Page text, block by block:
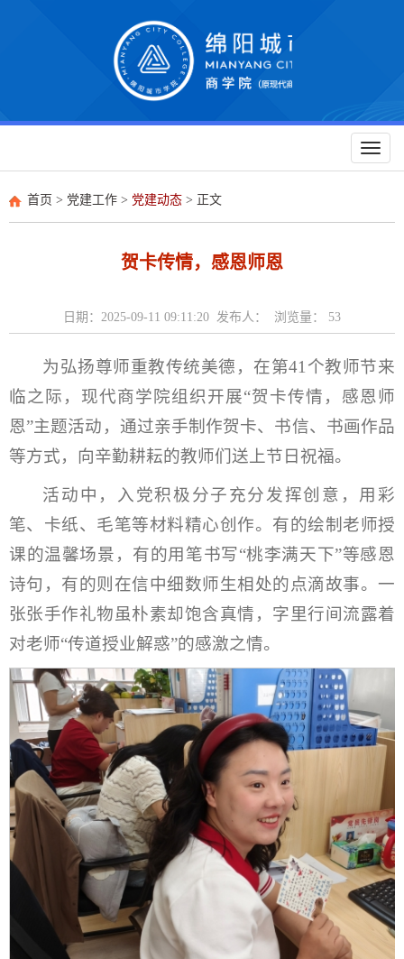
Toggle
首页 > 党建工作 > 党建动态 > 正文
贺卡传情，感恩师恩
日期：2025-09-11 09:11:20 发布人： 浏览量： 53
为弘扬尊师重教传统美德，在第41个教师节来
临之际，现代商学院组织开展“贺卡传情，感恩师
恩”主题活动，通过亲手制作贺卡、书信、书画作品
等方式，向辛勤耕耘的教师们送上节日祝福。
活动中，入党积极分子充分发挥创意，用彩
笔、卡纸、毛笔等材料精心创作。有的绘制老师授
课的温馨场景，有的用笔书写“桃李满天下”等感恩
诗句，有的则在信中细数师生相处的点滴故事。一
张张手作礼物虽朴素却饱含真情，字里行间流露着
对老师“传道授业解惑”的感激之情。